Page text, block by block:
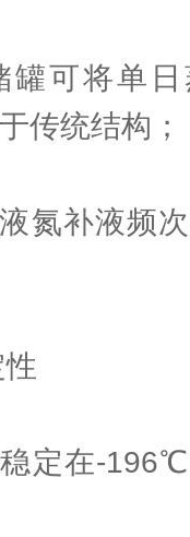
罐可将单
传统结构；
氮补液频
定在-